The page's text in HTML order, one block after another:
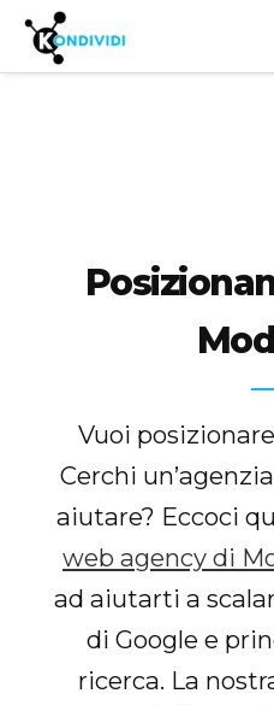
Vuoi
Cerchi
aiutare? Eccoci
web agency di
ad aiutarti a
di Google e
ricerca. La